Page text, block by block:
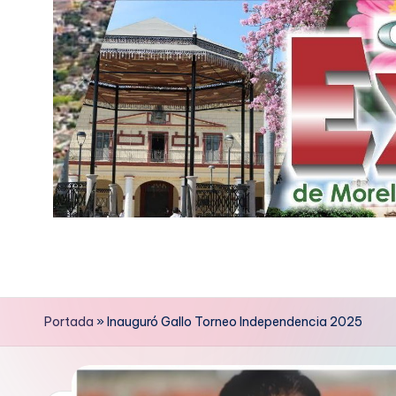
contenido
p
r
e
Portada » Inauguró Gallo Torneo Independencia 2025